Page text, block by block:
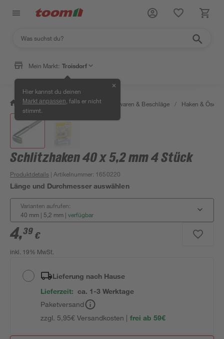
Mein Markt: Troisdorf
Hier kannst du deinen
Markt anpassen , falls er nicht
stimmt.
✕
/ Werkstatt & Maschinen / Eisenwaren & Beschläge / Haken & Ösen
Schlitzhaken 40 x 5,2 mm 4 Stück
Produktdetails | Artikelnummer: 1650220
Länge und Durchmesser auswählen
Varianten aufrufen:
40 mm | 5,2 mm | verfügbar
4,39 €
inkl. 19% MwSt.
Lieferung nach Hause
Lieferzeit: ca. 1-3 Werktage
Paketversand
zzgl. 5,95€ Versandkosten | frei ab 59€